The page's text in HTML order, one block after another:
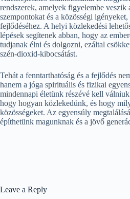
rendszerek, amelyek figyelembe veszik
szempontokat és a közösségi
fejlődéséhez. A helyi közlekedési
lépések segítenek abban, hogy az
tudjanak élni és dolgozni, ezáltal
szén-dioxid-kibocsátást.
Tehát a fenntarthatóság és a fejlődés
hanem a jóga spirituális és fizikai
mindennapi életünk részévé kell
hogy hogyan közlekedünk, és hogy
közösségeket. Az egyensúly
építhetünk magunknak és a jövő
Leave a Reply